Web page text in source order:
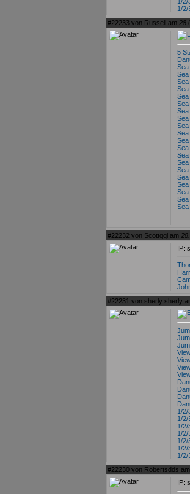
1/2/
#22233 von Russell am
5
#22232 von Scottqql am
IP:
#22231 von sherly sherly
1/2/
1/2/
1/2/
1/2/
1/2/
1/2/
1/2/
#22230 von Robertsdds am
IP: